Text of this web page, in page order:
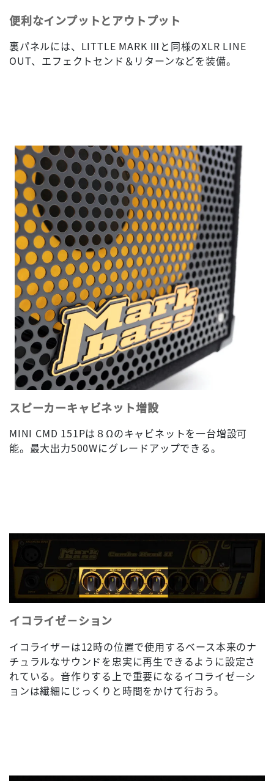
便利なインプットとアウトプット
裏パネルには、LITTLE MARK Ⅲと同様のXLR LINE
OUT、エフェクトセンド＆リターンなどを装備。
スピーカーキャビネット増設
MINI CMD 151Pは８Ωのキャビネットを一台増設可
能。最大出力500Wにグレードアップできる。
イコライゼ－ション
イコライザーは12時の位置で使用するベース本来のナ
チュラルなサウンドを忠実に再生できるように設定さ
れている。音作りする上で重要になるイコライゼーシ
ョンは繊細にじっくりと時間をかけて行おう。